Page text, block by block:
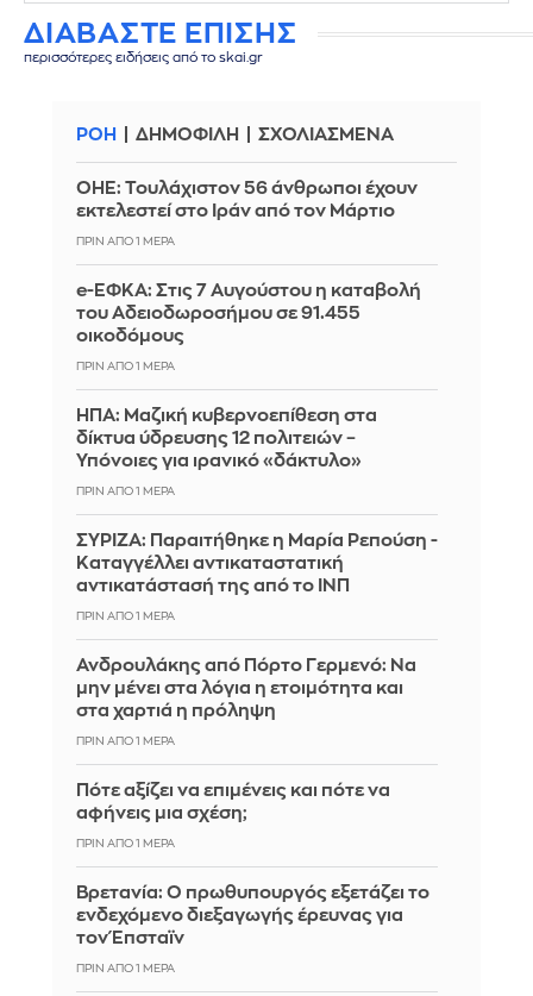
ΔΙΑΒΑΣΤΕ ΕΠΙΣΗΣ
περισσότερες ειδήσεις από το skai.gr
ΡΟΗ ΔΗΜΟΦΙΛΗ ΣΧΟΛΙΑΣΜΕΝΑ
ΟΗΕ: Τουλάχιστον 56 άνθρωποι έχουν
εκτελεστεί στο Ιράν από τον Μάρτιο
ΠΡΙΝ ΑΠΌ 1 ΜΈΡΑ
e-ΕΦΚΑ: Στις 7 Αυγούστου η καταβολή
του Αδειοδωροσήμου σε 91.455
οικοδόμους
ΠΡΙΝ ΑΠΌ 1 ΜΈΡΑ
ΗΠΑ: Μαζική κυβερνοεπίθεση στα
δίκτυα ύδρευσης 12 πολιτειών –
Υπόνοιες για ιρανικό «δάκτυλο»
ΠΡΙΝ ΑΠΌ 1 ΜΈΡΑ
ΣΥΡΙΖΑ: Παραιτήθηκε η Μαρία Ρεπούση -
Καταγγέλλει αντικαταστατική
αντικατάστασή της από το ΙΝΠ
ΠΡΙΝ ΑΠΌ 1 ΜΈΡΑ
Ανδρουλάκης από Πόρτο Γερμενό: Να
μην μένει στα λόγια η ετοιμότητα και
στα χαρτιά η πρόληψη
ΠΡΙΝ ΑΠΌ 1 ΜΈΡΑ
Πότε αξίζει να επιμένεις και πότε να
αφήνεις μια σχέση;
ΠΡΙΝ ΑΠΌ 1 ΜΈΡΑ
Βρετανία: Ο πρωθυπουργός εξετάζει το
ενδεχόμενο διεξαγωγής έρευνας για
τον Έπσταϊν
ΠΡΙΝ ΑΠΌ 1 ΜΈΡΑ